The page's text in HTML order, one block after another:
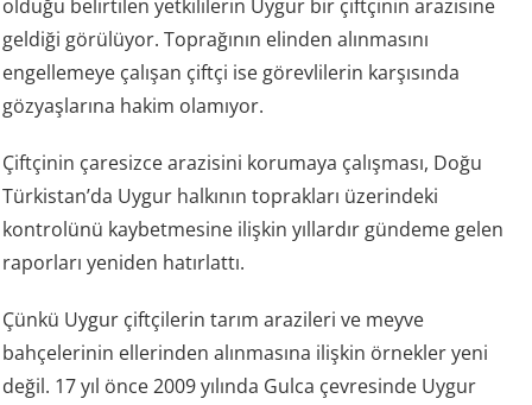
olduğu belirtilen yetkililerin Uygur bir çiftçinin arazisine
geldiği görülüyor. Toprağının elinden alınmasını
engellemeye çalışan çiftçi ise görevlilerin karşısında
gözyaşlarına hakim olamıyor.
Çiftçinin çaresizce arazisini korumaya çalışması, Doğu
Türkistan’da Uygur halkının toprakları üzerindeki
kontrolünü kaybetmesine ilişkin yıllardır gündeme gelen
raporları yeniden hatırlattı.
Çünkü Uygur çiftçilerin tarım arazileri ve meyve
bahçelerinin ellerinden alınmasına ilişkin örnekler yeni
değil. 17 yıl önce 2009 yılında Gulca çevresinde Uygur